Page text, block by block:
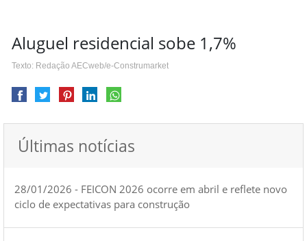
Aluguel residencial sobe 1,7%
Texto: Redação AECweb/e-Construmarket
Últimas notícias
28/01/2026 - FEICON 2026 ocorre em abril e reflete novo
ciclo de expectativas para construção